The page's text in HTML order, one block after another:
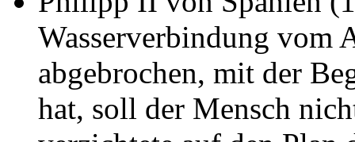
Wasserverbindung vom
abgebrochen, mit der
hat, soll der Mensch